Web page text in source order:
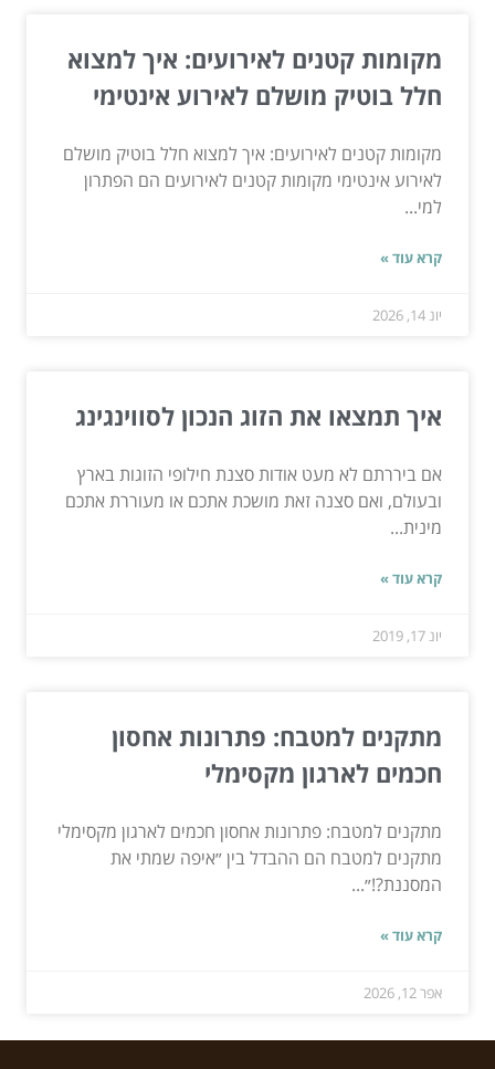
מקומות קטנים לאירועים: איך למצוא
חלל בוטיק מושלם לאירוע אינטימי
מקומות קטנים לאירועים: איך למצוא חלל בוטיק מושלם
לאירוע אינטימי מקומות קטנים לאירועים הם הפתרון
למי...
קרא עוד »
יונ 14, 2026
איך תמצאו את הזוג הנכון לסווינגינג
אם ביררתם לא מעט אודות סצנת חילופי הזוגות בארץ
ובעולם, ואם סצנה זאת מושכת אתכם או מעוררת אתכם
מינית...
קרא עוד »
יונ 17, 2019
מתקנים למטבח: פתרונות אחסון
חכמים לארגון מקסימלי
מתקנים למטבח: פתרונות אחסון חכמים לארגון מקסימלי
מתקנים למטבח הם ההבדל בין ״איפה שמתי את
המסננת?!״...
קרא עוד »
אפר 12, 2026